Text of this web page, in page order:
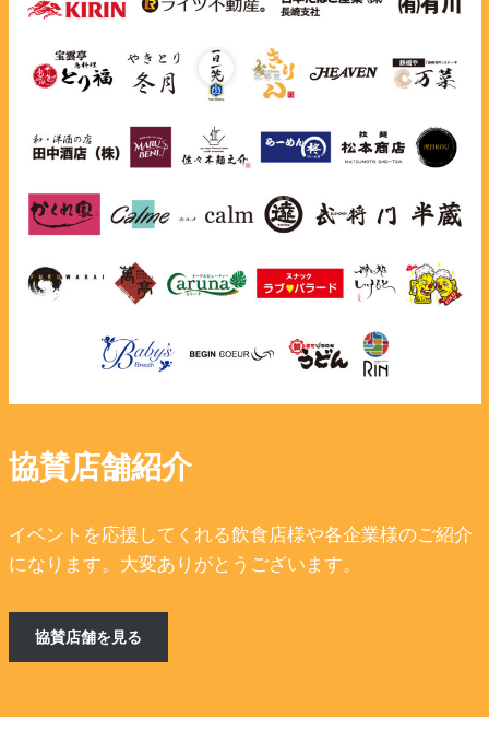
協賛店舗紹介
イベントを応援してくれる飲食店様や各企業様のご紹介
になります。大変ありがとうございます。
協賛店舗を見る